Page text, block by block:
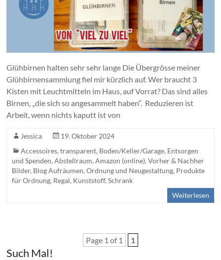
Glühbirnen halten sehr sehr lange Die Übergrösse meiner
Glühbirnensammlung fiel mir kürzlich auf. Wer braucht 3
Kisten mit Leuchtmitteln im Haus, auf Vorrat? Das sind alles
Birnen, „die sich so angesammelt haben“. Reduzieren ist
Arbeit, wenn nichts kaputt ist von
Jessica
19. Oktober 2024
Accessoires,transparent, Boden/Keller/Garage, Entsorgen
und Spenden,Abstellraum,Amazon (online),Vorher & Nachher
Bilder, Blog Aufräumen, Ordnung und Neugestaltung, Produkte
für Ordnung, Regal, Kunststoff,Schrank
Weiterlesen
Page 1 of 1 1
Such Mal!